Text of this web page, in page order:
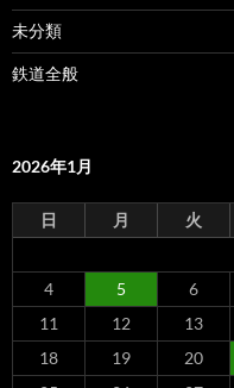
未分類
鉄道全般
2026年1月
日 月 火
4
5 6
11
12 13
18
19 20